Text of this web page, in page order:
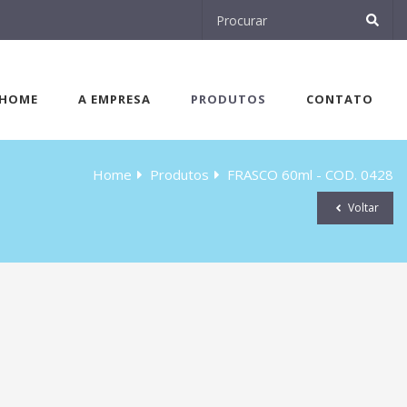
HOME A EMPRESA PRODUTOS CONTATO
Home Produtos FRASCO 60ml - COD. 0428
Voltar